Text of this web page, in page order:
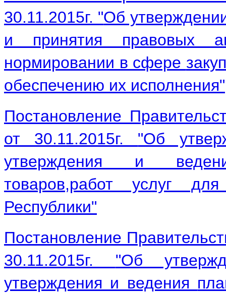
30.11.2015г. "Об
и принятия правовых
нормировании в сфере
обеспечению их исполнения"
Постановление
от 30.11.2015г. "Об
утверждения и
товаров,работ услуг
Республики"
Постановление
30.11.2015г. "Об
утверждения и ведения